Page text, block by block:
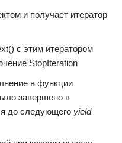
и получает итератор
с этим итератором
StopIteration
в функции
завершено в
до следующего yield